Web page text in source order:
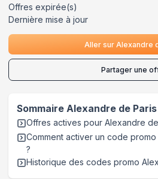
Offres expirée(s)
Dernière mise à jour
Aller sur Alexandre
Partager une
Sommaire Alexandre de Paris
Offres actives pour Alexandre
Comment activer un code
?
Historique des codes promo